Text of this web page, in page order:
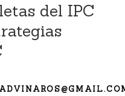
del IPC